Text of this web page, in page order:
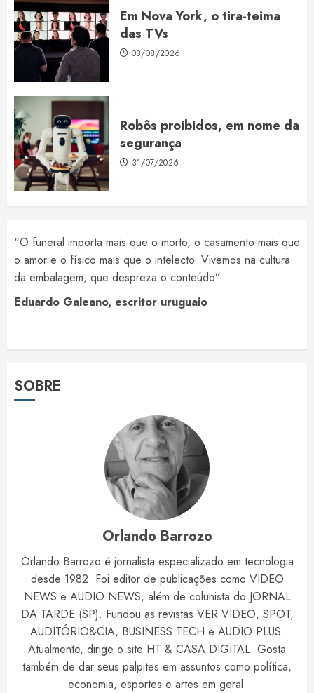
Em Nova York, o tira-teima
das TVs
03/08/2026
Robôs proibidos, em nome da
segurança
31/07/2026
“O funeral importa mais que o morto, o casamento mais que
o amor e o físico mais que o intelecto. Vivemos na cultura
da embalagem, que despreza o conteúdo”.
Eduardo Galeano, escritor uruguaio
SOBRE
Orlando Barrozo
Orlando Barrozo é jornalista especializado em tecnologia
desde 1982. Foi editor de publicações como VIDEO
NEWS e AUDIO NEWS, além de colunista do JORNAL
DA TARDE (SP). Fundou as revistas VER VIDEO, SPOT,
AUDITÓRIO&CIA, BUSINESS TECH e AUDIO PLUS.
Atualmente, dirige o site HT & CASA DIGITAL. Gosta
também de dar seus palpites em assuntos como política,
economia, esportes e artes em geral.